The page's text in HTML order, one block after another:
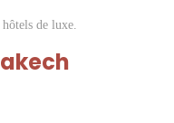
de luxe.